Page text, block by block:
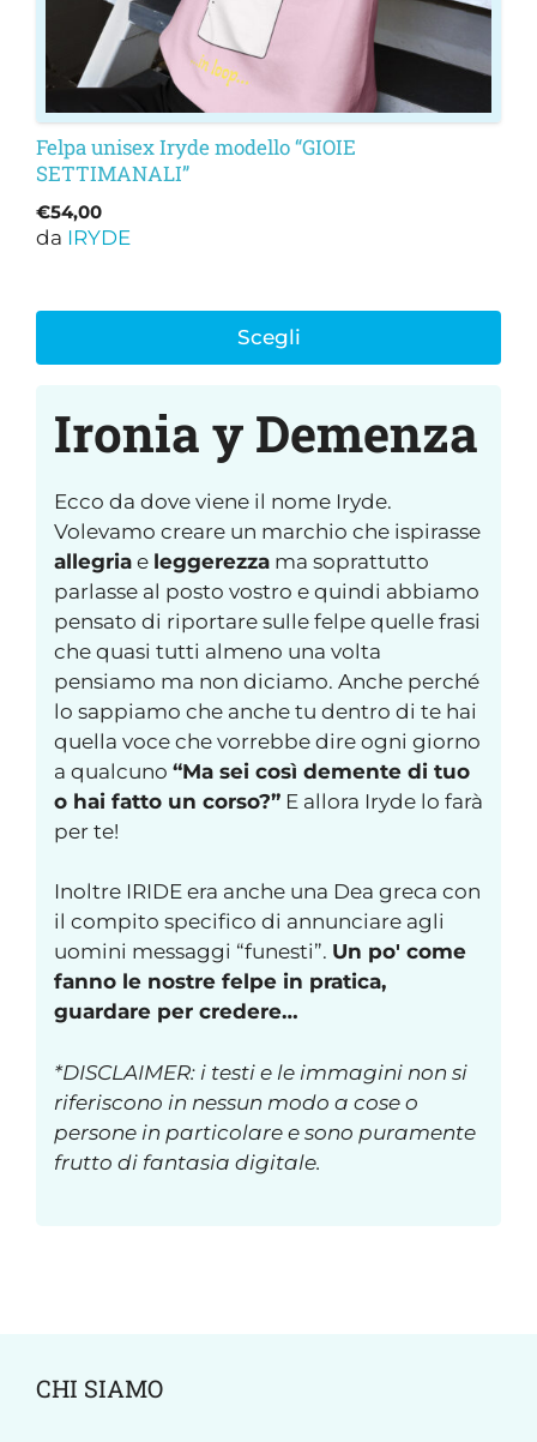
Felpa unisex Iryde modello “GIOIE
SETTIMANALI”
€54,00
da IRYDE
Scegli
prodotto
Ironia y Demenza
Ecco da dove viene il nome Iryde.
Volevamo creare un marchio che ispirasse
allegria e leggerezza ma soprattutto
parlasse al posto vostro e quindi abbiamo
pensato di riportare sulle felpe quelle frasi
che quasi tutti almeno una volta
pensiamo ma non diciamo. Anche perché
lo sappiamo che anche tu dentro di te hai
quella voce che vorrebbe dire ogni giorno
a qualcuno “Ma sei così demente di tuo
o hai fatto un corso?” E allora Iryde lo farà
per te!
Inoltre IRIDE era anche una Dea greca con
il compito specifico di annunciare agli
uomini messaggi “funesti”. Un po' come
fanno le nostre felpe in pratica,
guardare per credere…
*DISCLAIMER: i testi e le immagini non si
riferiscono in nessun modo a cose o
persone in particolare e sono puramente
frutto di fantasia digitale.
CHI SIAMO